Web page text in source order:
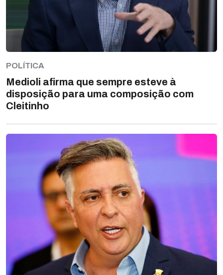
POLÍTICA
Medioli afirma que sempre esteve à
disposição para uma composição com
Cleitinho